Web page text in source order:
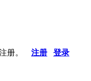
册。 注册 登录